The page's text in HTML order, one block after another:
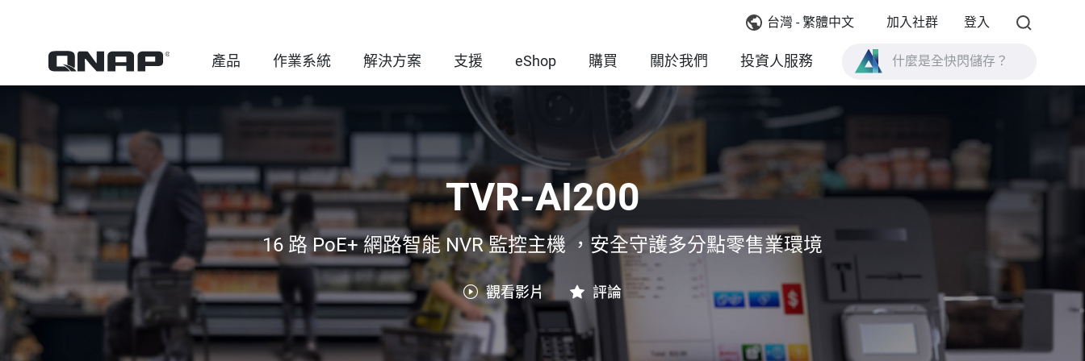
台灣 - 繁體中文 加入社群 登入
產品 作業系統 解決方案 支援 eShop 購買 關於我們 投資人服務 什麼是全快閃儲存？
什麼是全快閃儲存？
TVR-AI200
16 路 PoE+ 網路智能 NVR 監控主機 ，安全守護多分點零售業環境
觀看影片 評論